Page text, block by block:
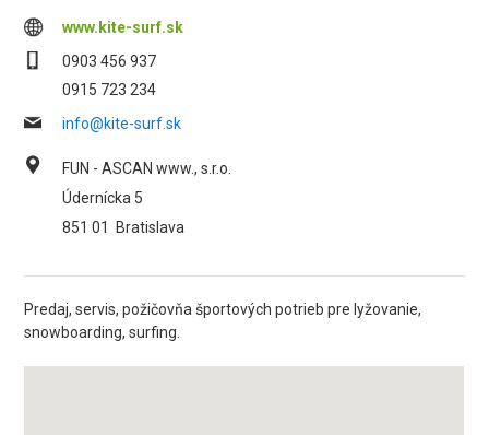
www.kite-surf.sk
0903 456 937
0915 723 234
info@kite-surf.sk
FUN - ASCAN www., s.r.o.
Údernícka 5
851 01
Bratislava
Predaj, servis, požičovňa športových potrieb pre lyžovanie,
snowboarding, surfing.